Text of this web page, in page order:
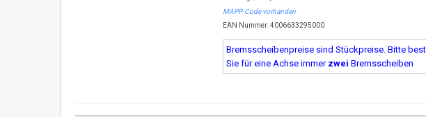
MAPP-Code vorhanden
EAN Nummer: 4006633295000
Bremsscheibenpreise sind Stückpreise. Bitte
Sie für eine Achse immer zwei Bremsscheiben